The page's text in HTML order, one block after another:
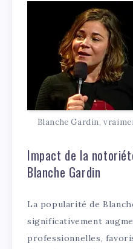
Blanche Gardin,
Impact de la
Blanche Gardin
La popularité de
significativement
professionnelles,